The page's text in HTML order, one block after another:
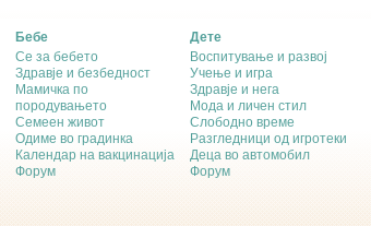
Бебе
Се за бебето
Здравје и безбедност
Мамичка по
породувањето
Семеен живот
Одиме во градинка
Календар на вакцинација
Форум
Дете
Воспитување и развој
Учење и игра
Здравје и нега
Мода и личен стил
Слободно време
Разгледници од игротеки
Деца во автомобил
Форум